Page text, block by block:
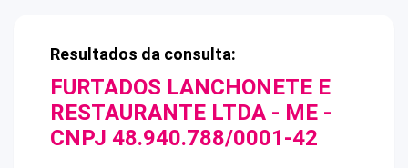
Resultados da consulta:
FURTADOS LANCHONETE E
RESTAURANTE LTDA - ME -
CNPJ 48.940.788/0001-42